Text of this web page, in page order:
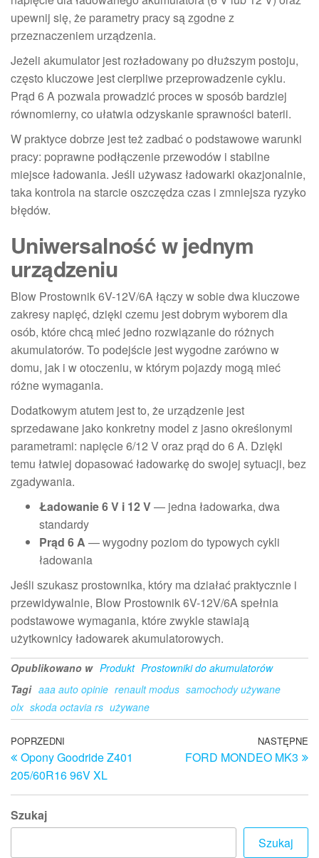
upewnij się, że parametry pracy są zgodne z
przeznaczeniem urządzenia.
Jeżeli akumulator jest rozładowany po dłuższym postoju,
często kluczowe jest cierpliwe przeprowadzenie cyklu.
Prąd 6 A pozwala prowadzić proces w sposób bardziej
równomierny, co ułatwia odzyskanie sprawności baterii.
W praktyce dobrze jest też zadbać o podstawowe warunki
pracy: poprawne podłączenie przewodów i stabilne
miejsce ładowania. Jeśli używasz ładowarki okazjonalnie,
taka kontrola na starcie oszczędza czas i zmniejsza ryzyko
błędów.
Uniwersalność w jednym
urządzeniu
Blow Prostownik 6V-12V/6A łączy w sobie dwa kluczowe
zakresy napięć, dzięki czemu jest dobrym wyborem dla
osób, które chcą mieć jedno rozwiązanie do różnych
akumulatorów. To podejście jest wygodne zarówno w
domu, jak i w otoczeniu, w którym pojazdy mogą mieć
różne wymagania.
Dodatkowym atutem jest to, że urządzenie jest
sprzedawane jako konkretny model z jasno określonymi
parametrami: napięcie 6/12 V oraz prąd do 6 A. Dzięki
temu łatwiej dopasować ładowarkę do swojej sytuacji, bez
zgadywania.
Ładowanie 6 V i 12 V— jedna ładowarka, dwa
standardy
Prąd 6 A — wygodny poziom do typowych cykli
ładowania
Jeśli szukasz prostownika, który ma działać praktycznie i
przewidywalnie, Blow Prostownik 6V-12V/6A spełnia
podstawowe wymagania, które zwykle stawiają
użytkownicy ładowarek akumulatorowych.
Opublikowano w Produkt Prostowniki do akumulatorów
Tagi aaa auto opinie renault modus samochody używane
olx skoda octavia rs używane
Nawigacja
wpisu
Poprzedni
wpis
POPRZEDNI
Opony Goodride Z401
205/60R16 96V XL
NASTĘPNE
FORD MONDEO MK3
Szukaj
Szukaj